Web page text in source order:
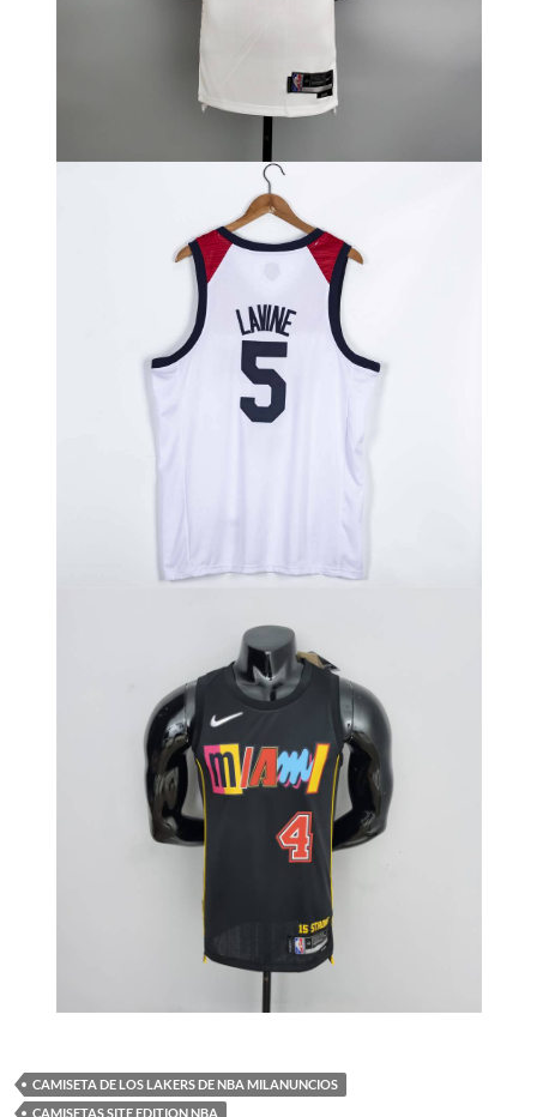
CAMISETA DE LOS LAKERS DE NBA MILANUNCIOS
CAMISETAS SITE EDITION NBA